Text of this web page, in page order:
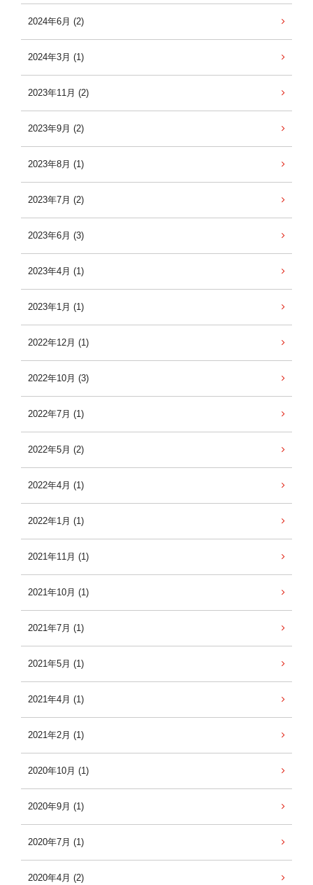
2024年6月 (2)
2024年3月 (1)
2023年11月 (2)
2023年9月 (2)
2023年8月 (1)
2023年7月 (2)
2023年6月 (3)
2023年4月 (1)
2023年1月 (1)
2022年12月 (1)
2022年10月 (3)
2022年7月 (1)
2022年5月 (2)
2022年4月 (1)
2022年1月 (1)
2021年11月 (1)
2021年10月 (1)
2021年7月 (1)
2021年5月 (1)
2021年4月 (1)
2021年2月 (1)
2020年10月 (1)
2020年9月 (1)
2020年7月 (1)
2020年4月 (2)